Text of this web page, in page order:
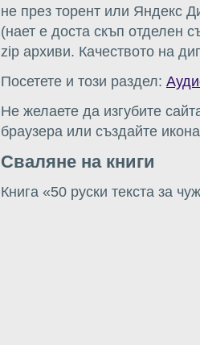
не през торент или Яндекс
(нает е доста скъп отделен
zip архиви. Качеството на
Посетете и този раздел:
Не желаете да изгубите
браузера или създайте
Сваляне на книги
Книга «50 руски текста за